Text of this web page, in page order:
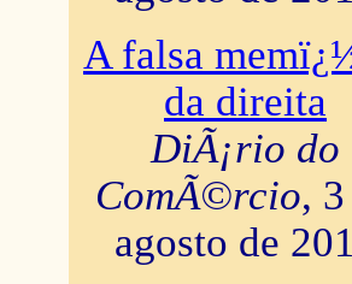
A falsa
da direita
DiÃ¡rio do
ComÃ©rcio,
agosto de